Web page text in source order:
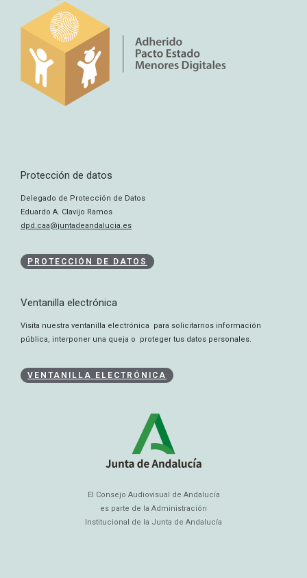
Protección de datos
Delegado de Protección de Datos
Eduardo A. Clavijo Ramos
dpd.caa@juntadeandalucia.es
PROTECCIÓN DE DATOS
Ventanilla electrónica
Visita nuestra ventanilla electrónica para solicitarnos información
pública, interponer una queja o proteger tus datos personales.
VENTANILLA ELECTRÓNICA
El Consejo Audiovisual de Andalucía
es parte de la Administración
Institucional de la Junta de Andalucía